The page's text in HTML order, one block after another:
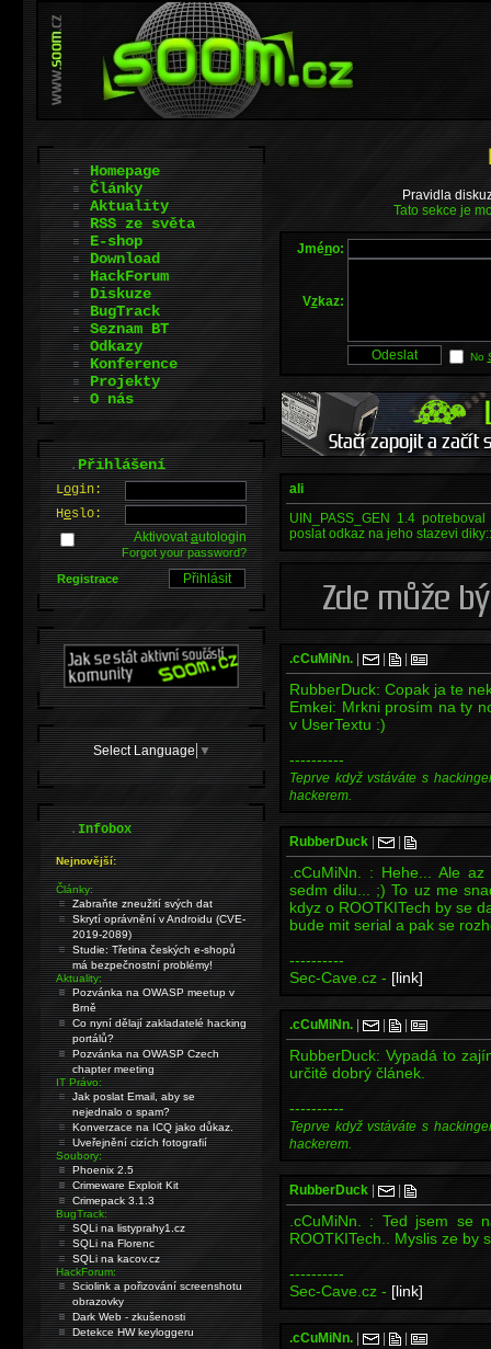
Pravidla
Tato sekce je
Jméno:
Vzkaz:
No
ali
UIN_PASS_GEN 1.4
poslat odkaz na jeho stazevi
.cCuMiNn.
RubberDuck: Copak ja te
Emkei: Mrkni prosím na ty
v UserTextu :)
----------
Teprve když vstáváte s
hackerem.
RubberDuck
.cCuMiNn. : Hehe... Ale
sedm dilu... ;) To uz me
kdyz o ROOTKITech by se
bude mit serial a pak se
----------
Sec-Cave.cz - [link]
.cCuMiNn.
RubberDuck: Vypadá to
určitě dobrý článek.
----------
Teprve když vstáváte s
hackerem.
RubberDuck
.cCuMiNn. : Ted jsem se
ROOTKITech.. Myslis ze by
----------
Sec-Cave.cz - [link]
.cCuMiNn.
Homepage
Články
Aktuality
RSS ze světa
E-shop
Download
HackForum
Diskuze
BugTrack
Seznam BT
Odkazy
Konference
Projekty
O nás
.Přihlášení
Login:
Heslo:
Aktivovatautologin
Forgot your password?
Registrace
Select Language ▼
.Infobox
Nejnovější:
Články:
Zabraňte zneužití svých dat
Skrytí oprávnění v Androidu (CVE-
2019-2089)
Studie: Třetina českých e-shopů
má bezpečnostní problémy!
Aktuality:
Pozvánka na OWASP meetup v
Brně
Co nyní dělají zakladatelé hacking
portálů?
Pozvánka na OWASP Czech
chapter meeting
IT Právo:
Jak poslat Email, aby se
nejednalo o spam?
Konverzace na ICQ jako důkaz.
Uveřejnění cizích fotografií
Soubory:
Phoenix 2.5
Crimeware Exploit Kit
Crimepack 3.1.3
BugTrack:
SQLi na listyprahy1.cz
SQLi na Florenc
SQLi na kacov.cz
HackForum:
Sciolink a pořizování screenshotu
obrazovky
Dark Web - zkušenosti
Detekce HW keyloggeru